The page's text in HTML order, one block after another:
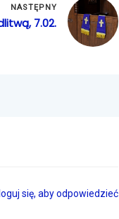
NASTĘPNY
7.02.
się, aby odpowiedzieć